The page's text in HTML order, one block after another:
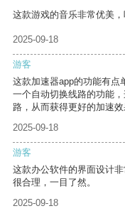
这款游戏的音乐非常优美，
2025-09-18
游客
这款加速器app的功能有点
一个自动切换线路的功能
路，从而获得更好的加速效
2025-09-18
游客
这款办公软件的界面设计
很合理，一目了然。
2025-09-18